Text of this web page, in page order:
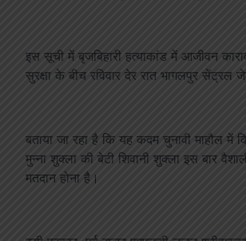
इस सूची में बृजबिहारी हत्याकांड में आजीवन
सुरक्षा के बीच रविवार देर रात भागलपुर सेंट्रल
बताया जा रहा है कि यह कदम चुनावी माहौल में
मुन्ना शुक्ला की बेटी शिवानी शुक्ला इस बार
मतदान होना है।